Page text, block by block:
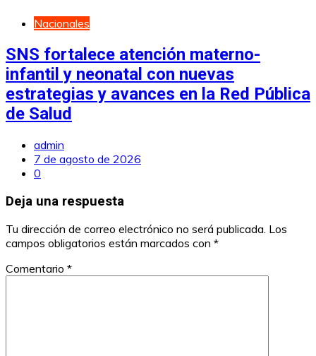
Nacionales
SNS fortalece atención materno-
infantil y neonatal con nuevas
estrategias y avances en la Red Pública
de Salud
admin
7 de agosto de 2026
0
Deja una respuesta
Tu dirección de correo electrónico no será publicada. Los
campos obligatorios están marcados con *
Comentario *